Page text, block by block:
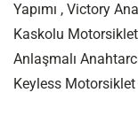
Yapımı , Victory
Kaskolu Motorsiklet
Anlaşmalı
Keyless Motorsiklet